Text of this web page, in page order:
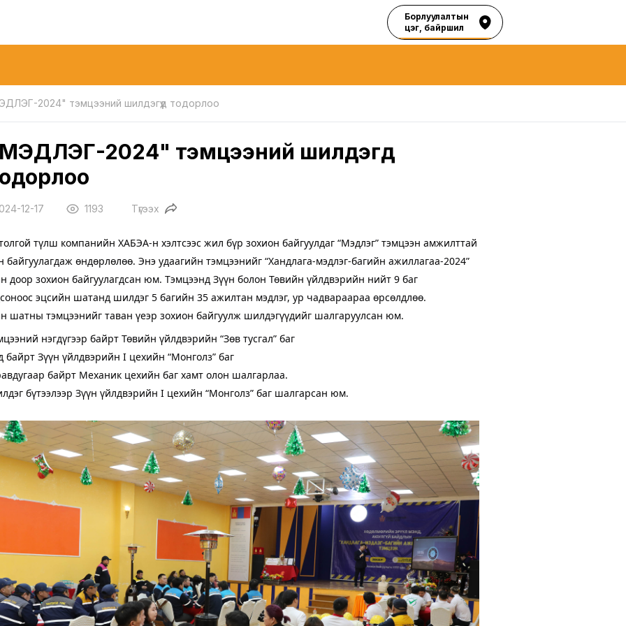
Борлуулалтын
цэг, байршил
2024" тэмцээний шилдэгүүд тодорлоо
2024" тэмцээний шилдэгүүд
12-17 1193 Түгээх
түлш компанийн ХАБЭА-н хэлтсээс жил бүр зохион байгуулдаг “Мэдлэг” тэмцээн амжилттай
байгуулагдаж өндөрлөлөө. Энэ удаагийн тэмцээнийг “Хандлага-мэдлэг-багийн ажиллагаа-2024”
доор зохион байгуулагдсан юм. Тэмцээнд Зүүн болон Төвийн үйлдвэрийн нийт 9 баг
эцсийн шатанд шилдэг 5 багийн 35 ажилтан мэдлэг, ур чадвараараа өрсөлдлөө.
шатны тэмцээнийг таван үеэр зохион байгуулж шилдэгүүдийг шалгаруулсан юм.
нэгдүгээр байрт Төвийн үйлдвэрийн “Зөв тусгал” баг
байрт Зүүн үйлдвэрийн I цехийн “Монголз” баг
байрт Механик цехийн баг хамт олон шалгарлаа.
бүтээлээр Зүүн үйлдвэрийн I цехийн “Монголз” баг шалгарсан юм.